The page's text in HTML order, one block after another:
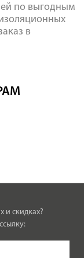
по выгодным
в
и скидках?